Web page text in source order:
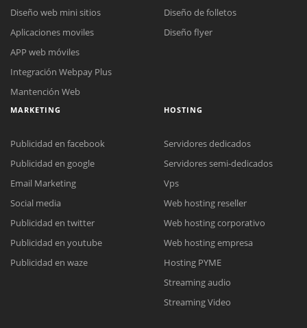
Reunión online
Nuestros ejecutivos le enviarán un correo electrónico con el enlace a
Meet para la reunión online.
Cotización
Todos nuestros ejecutivos están fuera de línea. Complete el formulario
Diseño web mini sitios
Aplicaciones moviles
APP web móviles
Integración Webpay Plus
Mantención Web
Diseño de folletos
Diseño flyer
MARKETING
Publicidad en facebook
Publicidad en google
Email Marketing
Social media
Publicidad en twitter
Publicidad en youtube
Publicidad en waze
HOSTING
Servidores dedicados
Servidores semi-dedicados
Vps
Web hosting reseller
Web hosting corporativo
Web hosting empresa
Hosting PYME
Streaming audio
Streaming Video